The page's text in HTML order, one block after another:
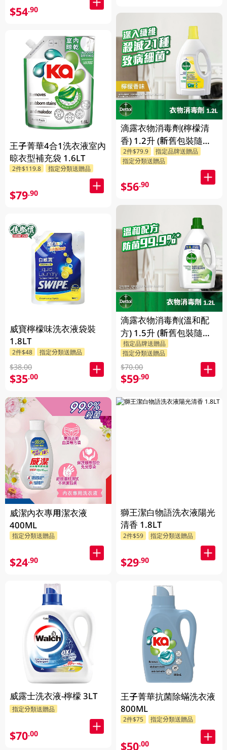
$54.90
王子菁華4合1洗衣液室內
晾衣型補充袋 1.6LT
2件$119.8 指定分類送贈品
$79.90
威寶檸檬味洗衣液袋裝
1.8LT
2件$48 指定分類送贈品
$38.00
$35.00
威潔內衣專用潔衣液
400ML
指定分類送贈品
$24.90
威露士洗衣液-檸檬 3LT
指定分類送贈品
$70.00
滴露衣物消毒劑(檸檬清
香) 1.2升 (新舊包裝隨機
發送)
2件$79.9
指定品牌送贈品
指定分類送贈品
$56.90
滴露衣物消毒劑(溫和配
方) 1.5升 (新舊包裝隨機
發送)
指定品牌送贈品
指定分類送贈品
$70.00
$59.90
獅王潔白物語洗衣液陽光
清香 1.8LT
2件$59 指定分類送贈品
$29.90
王子菁華抗菌除蟎洗衣液
800ML
2件$75 指定分類送贈品
$50.00